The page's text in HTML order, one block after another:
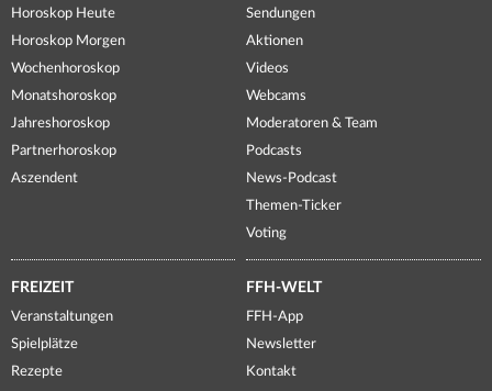
Horoskop Heute
Horoskop Morgen
Wochenhoroskop
Monatshoroskop
Jahreshoroskop
Partnerhoroskop
Aszendent
Sendungen
Aktionen
Videos
Webcams
Moderatoren & Team
Podcasts
News-Podcast
Themen-Ticker
Voting
FREIZEIT
Veranstaltungen
Spielplätze
Rezepte
FFH-WELT
FFH-App
Newsletter
Kontakt